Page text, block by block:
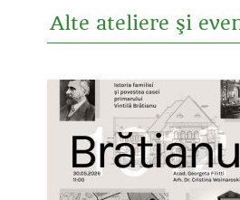
Alte ateliere şi